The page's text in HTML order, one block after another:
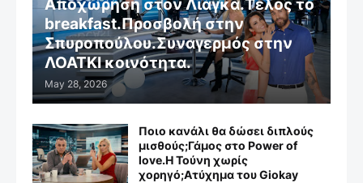
Αποχώρηση στον Λιάγκα.Τέλος το
breakfast.Προσβολή στην
Σπυροπούλου.Συναγερμός στην
ΛΟΑΤΚΙ κοινότητα.
May 28, 2026
Ποιο κανάλι θα δώσει διπλούς
μισθούς;Γάμος στο Power of
love.Η Τούνη χωρίς
χορηγό;Aτύχημα του Giokay